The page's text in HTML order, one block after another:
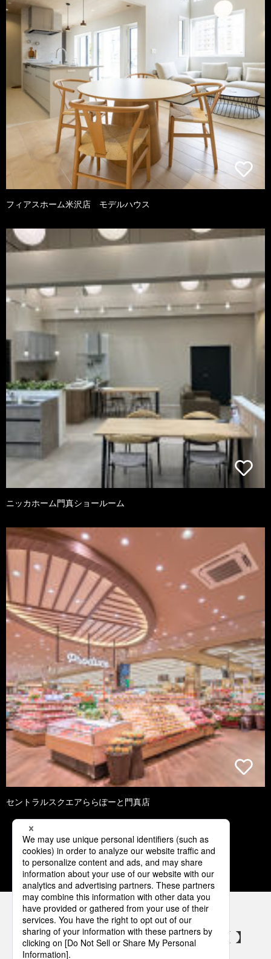
フィアスホーム米沢店 モデルハウス
ニッカホーム門真ショールーム
セントラルスクエアららぽーと門真店
1 2 3 4 5
パナソニックの電気設備 SNSアカウント